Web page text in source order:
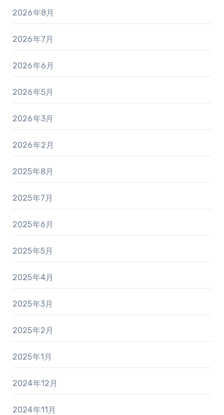
2026年8月
2026年7月
2026年6月
2026年5月
2026年3月
2026年2月
2025年8月
2025年7月
2025年6月
2025年5月
2025年4月
2025年3月
2025年2月
2025年1月
2024年12月
2024年11月